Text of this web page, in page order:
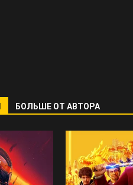
БОЛЬШЕ ОТ АВТОРА